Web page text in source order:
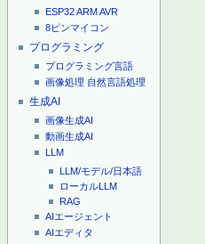
ESP32ARMAVR
8ピンマイコン
プログラミング
プログラミング言語
画像処理 自然言語処理
生成AI
画像生成AI
動画生成AI
LLM
LLM/モデル/日本語
ローカルLLM
RAG
AIエージェント
AIエディタ